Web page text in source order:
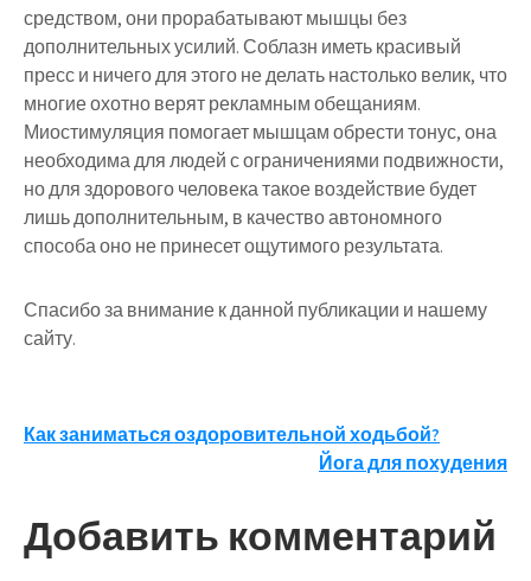
средством, они прорабатывают мышцы без
дополнительных усилий. Соблазн иметь красивый
пресс и ничего для этого не делать настолько велик, что
многие охотно верят рекламным обещаниям.
Миостимуляция помогает мышцам обрести тонус, она
необходима для людей с ограничениями подвижности,
но для здорового человека такое воздействие будет
лишь дополнительным, в качество автономного
способа оно не принесет ощутимого результата.
Спасибо за внимание к данной публикации и нашему
сайту.
Навигация
записям
Как заниматься оздоровительной ходьбой?
Йога для похудения
Добавить комментарий